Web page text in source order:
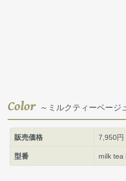
Color～ミルクティーベージ
販売価格 7,950円
型番 milk tea